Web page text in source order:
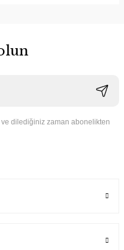
ve dilediğiniz zaman abonelikten